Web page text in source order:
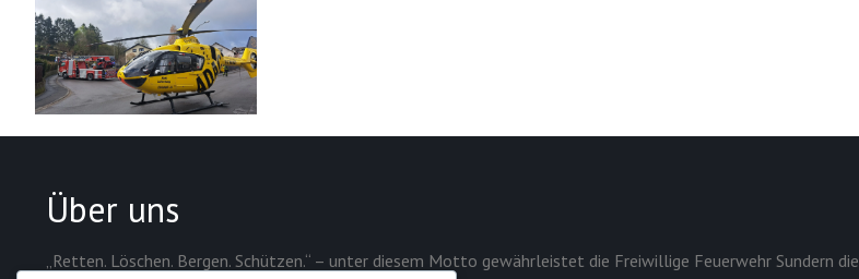
Über uns
„Retten. Löschen. Bergen. Schützen.“ – unter diesem Motto gewährleistet die Freiwillige Feuerwehr Sundern die